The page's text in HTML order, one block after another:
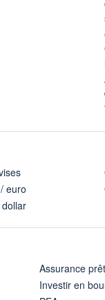
euro
Assurance
Investir en